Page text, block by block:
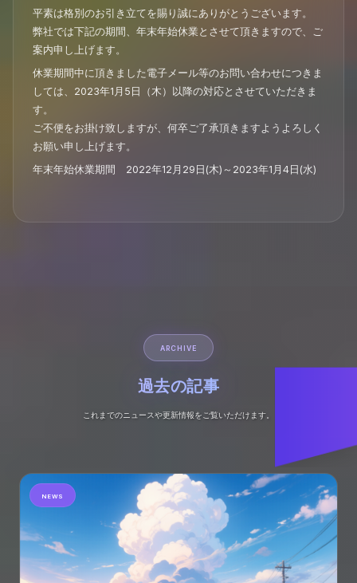
平素は格別のお引き立てを賜り誠にありがとうございます。
弊社では下記の期間、年末年始休業とさせて頂きますので、ご
案内申し上げます。
休業期間中に頂きました電子メール等のお問い合わせにつきま
しては、2023年1月5日（木）以降の対応とさせていただきま
す。
ご不便をお掛け致しますが、何卒ご了承頂きますようよろしく
お願い申し上げます。
年末年始休業期間 2022年12月29日(木)～2023年1月4日(水)
ARCHIVE
過去の記事
これまでのニュースや更新情報をご覧いただけます。
NEWS